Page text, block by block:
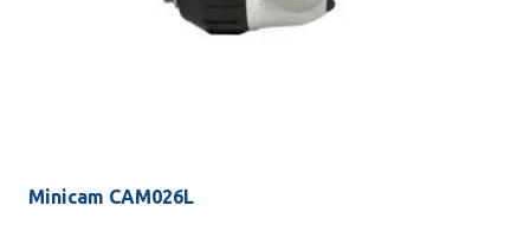
Minicam CAM026L